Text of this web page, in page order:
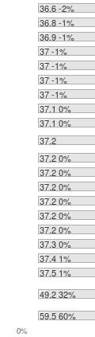
36.6 -2%
36.8 -1%
36.9 -1%
37 -1%
37 -1%
37 -1%
37 -1%
37.1 0%
37.1 0%
37.2
37.2 0%
37.2 0%
37.2 0%
37.2 0%
37.2 0%
37.2 0%
37.3 0%
37.4 1%
37.5 1%
49.2 32%
59.5 60%
0%